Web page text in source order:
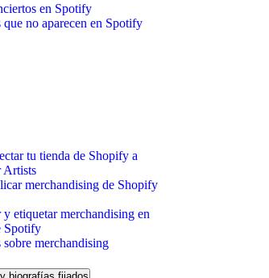
en Spotify
que no aparecen en Spotify
tu tienda de Shopify a
Artists
merchandising de Shopify
etiquetar merchandising en
Spotify
merchandising